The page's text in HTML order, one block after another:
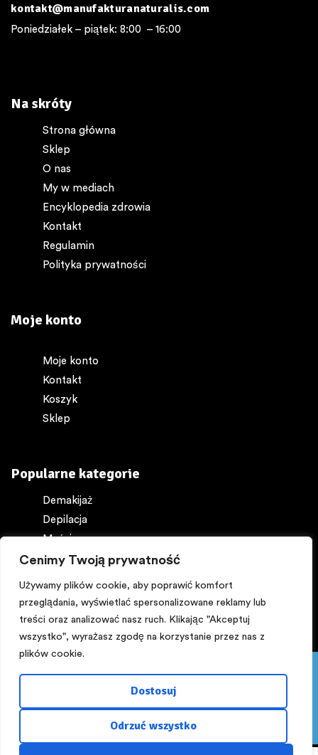
Cenimy Twoją prywatność
Używamy plików cookie, aby poprawić komfort
przeglądania, wyświetlać spersonalizowane reklamy lub
treści oraz analizować nasz ruch. Klikając "Akceptuj
wszystko", wyrażasz zgodę na korzystanie przez nas z
plików cookie.
Dostosuj
Odrzuć wszystko
Na skróty
Strona główna
Sklep
O nas
My w mediach
Encyklopedia zdrowia
Kontakt
Regulamin
Polityka prywatności
Moje konto
Moje konto
Kontakt
Koszyk
Sklep
Popularne kategorie
Demakijaż
Depilacja
Maści
Ochrona ciała
kontakt@manufakturanaturalis.com
Poniedziałek – piątek: 8:00 – 16:00
Pięknego dnia:) PROMOCJA! Z kuponem ,,lato,, -15%
NA WSZYSTKO powyżej 200 zł do 16 sierpnia.
Zapraszamy!!!